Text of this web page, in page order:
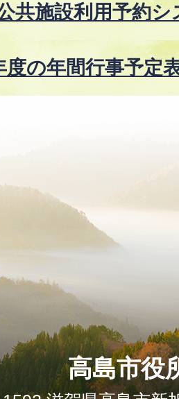
共施設利用予約
度の年間行事予定
高島市役